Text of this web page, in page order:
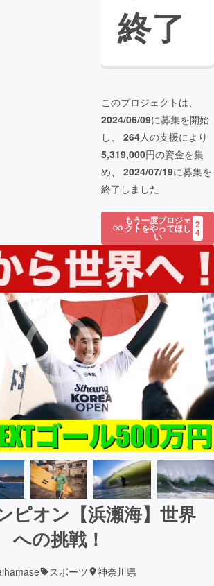
終了
このプロジェクトは、
2024/06/09に募集を開始
し、 264人の支援により
5,319,000円の資金を集
め、 2024/07/19に募集を
終了しました
もう一度プロジェ
クトをやってほし
い
2
4
ピオン【浜瀬海】世界
への挑戦！
スポーツ 神奈川県